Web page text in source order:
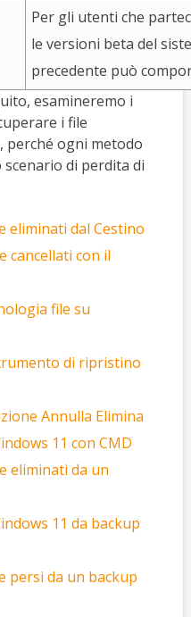
Per gli utenti che
le versioni beta del
precedente può
esamineremo i
i file
perché ogni metodo
scenario di perdita di
eliminati dal Cestino
cancellati con il
file su
di ripristino
Annulla Elimina
11 con CMD
eliminati da un
11 da backup
persi da un backup